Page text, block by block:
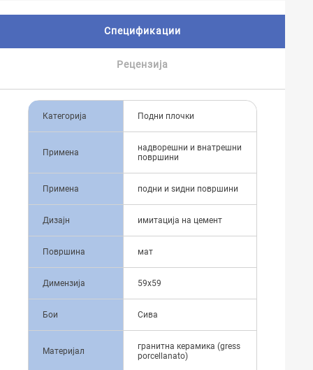
Спецификации
Рецензија
Категорија Подни плочки
Примена
надворешни и внатрешни
површини
Примена подни и ѕидни површини
Дизајн имитација на цемент
Површина мат
Димензија 59x59
Бои Сива
Материјал
гранитна керамика (gress
porcellanato)